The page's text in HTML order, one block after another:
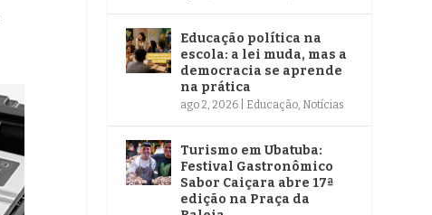
Educação política na
escola: a lei muda, mas a
democracia se aprende
na prática
ago 2, 2026 Educação, Notícias
Turismo em Ubatuba:
Festival Gastronômico
Sabor Caiçara abre 17ª
edição na Praça da